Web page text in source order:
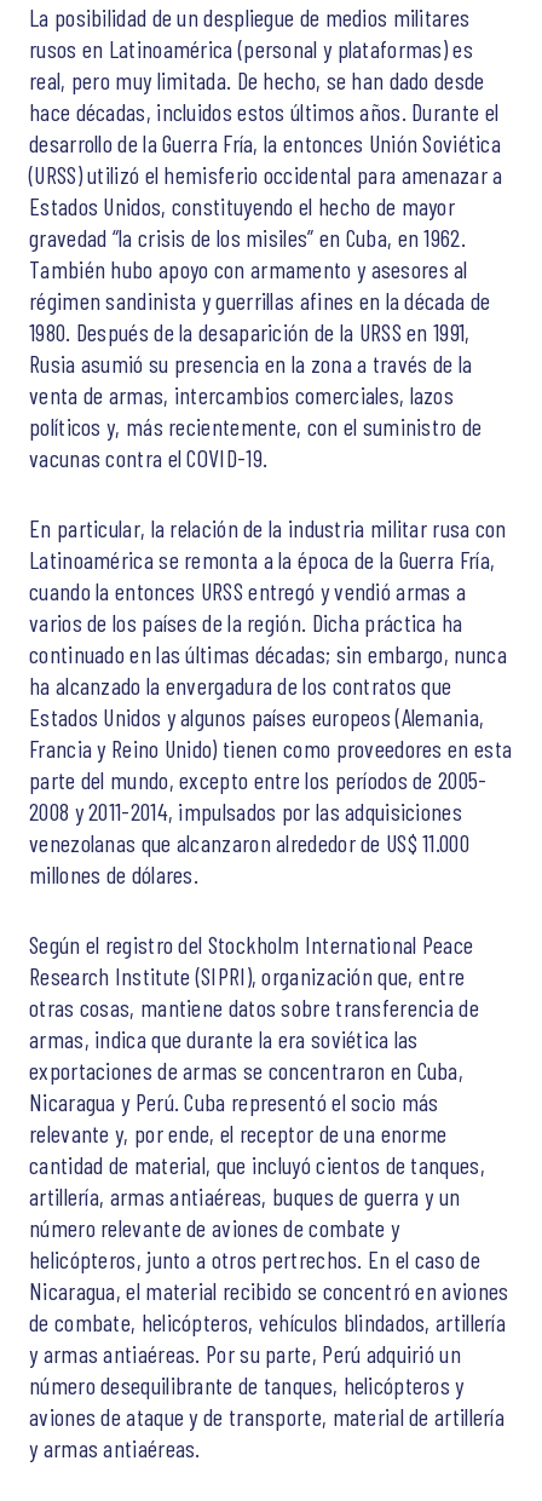
La posibilidad de un despliegue de medios militares
rusos en Latinoamérica (personal y plataformas) es
real, pero muy limitada. De hecho, se han dado desde
hace décadas, incluidos estos últimos años. Durante el
desarrollo de la Guerra Fría, la entonces Unión Soviética
(URSS) utilizó el hemisferio occidental para amenazar a
Estados Unidos, constituyendo el hecho de mayor
gravedad “la crisis de los misiles” en Cuba, en 1962.
También hubo apoyo con armamento y asesores al
régimen sandinista y guerrillas afines en la década de
1980. Después de la desaparición de la URSS en 1991,
Rusia asumió su presencia en la zona a través de la
venta de armas, intercambios comerciales, lazos
políticos y, más recientemente, con el suministro de
vacunas contra el COVID-19.
En particular, la relación de la industria militar rusa con
Latinoamérica se remonta a la época de la Guerra Fría,
cuando la entonces URSS entregó y vendió armas a
varios de los países de la región. Dicha práctica ha
continuado en las últimas décadas; sin embargo, nunca
ha alcanzado la envergadura de los contratos que
Estados Unidos y algunos países europeos (Alemania,
Francia y Reino Unido) tienen como proveedores en esta
parte del mundo, excepto entre los períodos de 2005-
2008 y 2011-2014, impulsados por las adquisiciones
venezolanas que alcanzaron alrededor de US$ 11.000
millones de dólares.
Según el registro del Stockholm International Peace
Research Institute (SIPRI), organización que, entre
otras cosas, mantiene datos sobre transferencia de
armas, indica que durante la era soviética las
exportaciones de armas se concentraron en Cuba,
Nicaragua y Perú. Cuba representó el socio más
relevante y, por ende, el receptor de una enorme
cantidad de material, que incluyó cientos de tanques,
artillería, armas antiaéreas, buques de guerra y un
número relevante de aviones de combate y
helicópteros, junto a otros pertrechos. En el caso de
Nicaragua, el material recibido se concentró en aviones
de combate, helicópteros, vehículos blindados, artillería
y armas antiaéreas. Por su parte, Perú adquirió un
número desequilibrante de tanques, helicópteros y
aviones de ataque y de transporte, material de artillería
y armas antiaéreas.